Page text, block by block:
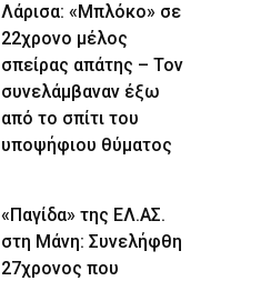
Λάρισα: «Μπλόκο» σε
22χρονο μέλος
σπείρας απάτης – Τον
συνελάμβαναν έξω
από το σπίτι του
υποψήφιου θύματος
«Παγίδα» της ΕΛ.ΑΣ.
στη Μάνη: Συνελήφθη
27χρονος που